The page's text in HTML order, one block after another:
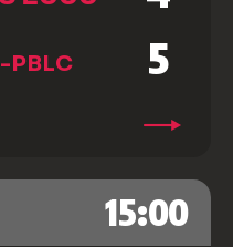
PBLC 5
15:00